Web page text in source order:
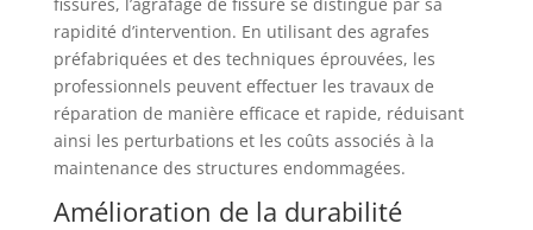
rapidité d’intervention. En utilisant des agrafes
préfabriquées et des techniques éprouvées, les
professionnels peuvent effectuer les travaux de
réparation de manière efficace et rapide, réduisant
ainsi les perturbations et les coûts associés à la
maintenance des structures endommagées.
Amélioration de la durabilité